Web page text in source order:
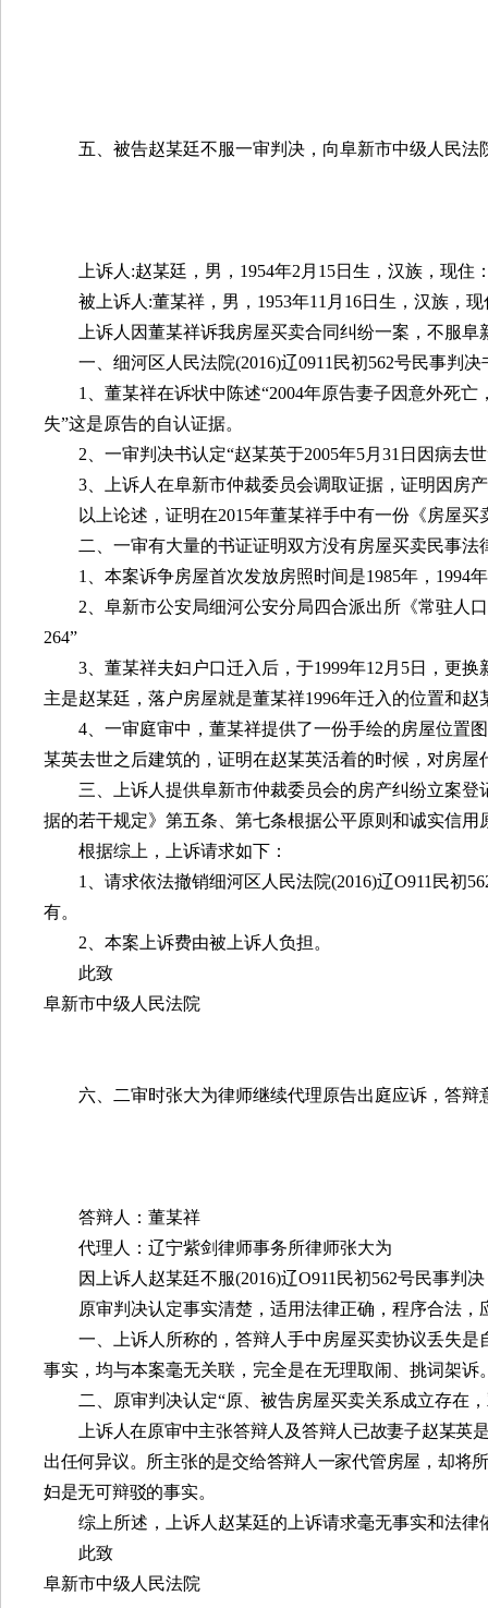
五、被告赵某廷不服一审判决，向阜新市中级人民法
上诉人 :赵某廷，男， 1954年2 月 15日生，汉族，现住
被上诉人 :董某祥，男， 1953年11 月 16日生，汉族，
上诉人因董某祥诉我房屋买卖合同纠纷一案，不服
一、细河区人民法院(2016)辽0911 民初562号民事判决
1
、董某祥在诉状中陈述“2004年原告妻子因意外死亡
失”这是原告的自认证据。
2 、一审判决书认定“赵某英于2005年5月 31 日因病去
3 、上诉人在阜新市仲裁委员会调取证据，证明因房
以上论述，证明在2015年董某祥手中有一份《房屋买
二、一审有大量的书证证明双方没有房屋买卖民事
1
、本案诉争房屋首次发放房照时间是1985年， 1994年
2 、阜新市公安局细河公安分局四合派出所《常驻人
264”
3 、董某祥夫妇户口迁入后，于1999年12 月 5日，更换
主是赵某廷，落户房屋就是董某祥1996年迁入的位置和赵
4 、一审庭审中，董某祥提供了一份手绘的房屋位
某英去世之后建筑的，证明在赵某英活着的时候，对房
三、上诉人提供阜新市仲裁委员会的房产纠纷立案
据的若干规定》第五条、第七条根据公平原则和诚实信
根据综上，上诉请求如下：
1
、请求依法撤销细河区人民法院(2016)辽O911 民初
有。
2 、本案上诉费由被上诉人负担。
此致
阜新市中级人民法院
六、二审时张大为律师继续代理原告出庭应诉，答辩
答辩人：董某祥
代理人：辽宁紫剑律师事务所律师张大为
因上诉人赵某廷不服(2016)辽O911 民初562号民事判
原审判决认定事实清楚，适用法律正确，程序合法，
一、上诉人所称的，答辩人手中房屋买卖协议丢失
事实，均与本案毫无关联，完全是在无理取闹、挑词架诉
二、原审判决认定“原、被告房屋买卖关系成立存在
上诉人在原审中主张答辩人及答辩人已故妻子赵某英
出任何异议。所主张的是交给答辩人一家代管房屋，却将
妇是无可辩驳的事实。
综上所述，上诉人赵某廷的上诉请求毫无事实和法
此致
阜新市中级人民法院